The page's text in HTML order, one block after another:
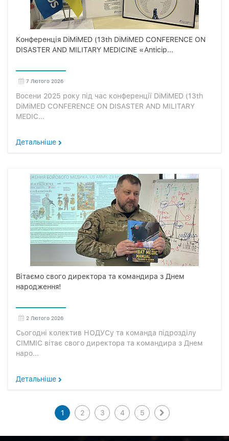
Конференція DiMiMED (13th DiMiMED CONFERENCE ON
DISASTER AND MILITARY MEDICINE «Anticip...
7 Лютого 2026
Восени 2025 року під час конференції DiMiMED (13th
DiMiMED CONFERENCE ON DISASTER AND MILITARY
MEDIC...
Детальніше
Вітаємо свого директора та командира з Днем
народження!
2 Лютого 2026
Сьогодні колектив НОДУСу та команда підрозділу
СІММІС вітає свого директора та командира з Днем
наро...
Детальніше
1 2 3 4 5